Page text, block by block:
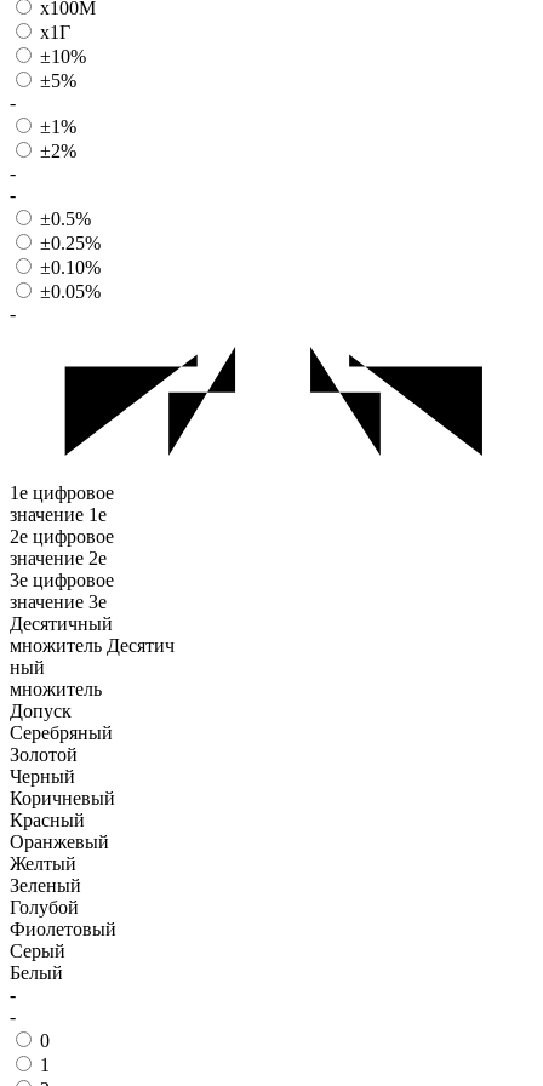
x100М
x1Г
±10%
±5%
-
±1%
±2%
-
-
±0.5%
±0.25%
±0.10%
±0.05%
-
1е цифровое
значение 1е
2е цифровое
значение 2е
3е цифровое
значение 3е
Десятичный
множитель Десятич
ный
множитель
Допуск
Серебряный
Золотой
Черный
Коричневый
Красный
Оранжевый
Желтый
Зеленый
Голубой
Фиолетовый
Серый
Белый
-
-
0
1